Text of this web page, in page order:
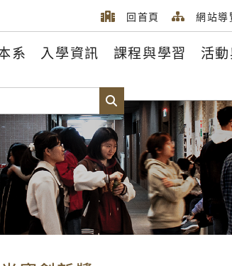
回首頁 網站導
系 入學資訊 課程與學習 活
搜尋